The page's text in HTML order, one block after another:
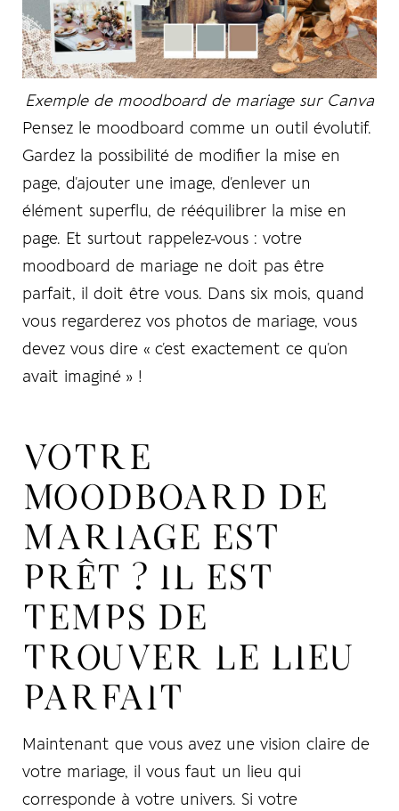
Exemple de moodboard de mariage sur Canva
Pensez le moodboard comme un outil évolutif.
Gardez la possibilité de modifier la mise en
page, d’ajouter une image, d’enlever un
élément superflu, de rééquilibrer la mise en
page. Et surtout rappelez-vous : votre
moodboard de mariage ne doit pas être
parfait, il doit être vous. Dans six mois, quand
vous regarderez vos photos de mariage, vous
devez vous dire « c’est exactement ce qu’on
avait imaginé » !
VOTRE
MOODBOARD DE
MARIAGE EST
PRÊT ? IL EST
TEMPS DE
TROUVER LE LIEU
PARFAIT
Maintenant que vous avez une vision claire de
votre mariage, il vous faut un lieu qui
corresponde à votre univers. Si votre